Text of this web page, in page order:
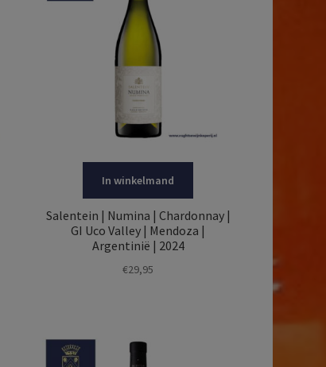
In winkelmand
Salentein | Numina | Chardonnay |
GI Uco Valley | Mendoza |
Argentinië | 2024
€29,95